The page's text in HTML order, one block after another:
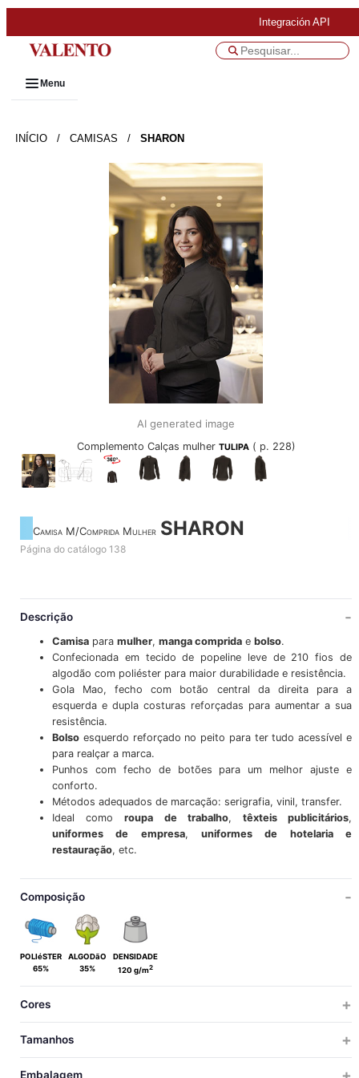
Integración API
Menu
INÍCIO / CAMISAS / SHARON
AI generated image
Complemento Calças mulher TULIPA( p. 228)
Camisa M/Comprida Mulher SHARON
Página do catálogo 138
Descrição
Camisapara mulher, manga compridae bolso.
Confecionada em tecido de popeline leve de 210 fios de
algodão com poliéster para maior durabilidade e resistência.
Gola Mao, fecho com botão central da direita para a
esquerda e dupla costuras reforçadas para aumentar a sua
resistência.
Bolsoesquerdo reforçado no peito para ter tudo acessível e
para realçar a marca.
Punhos com fecho de botões para um melhor ajuste e
conforto.
Métodos adequados de marcação: serigrafia, vinil, transfer.
Ideal comoroupa de trabalho, têxteis publicitários,
uniformes de empresa,uniformes de hotelaria e
restauração, etc.
Composição
POLIéSTER
65%
ALGODãO
35%
DENSIDADE
120 g/m2
Cores
Tamanhos
Embalagem